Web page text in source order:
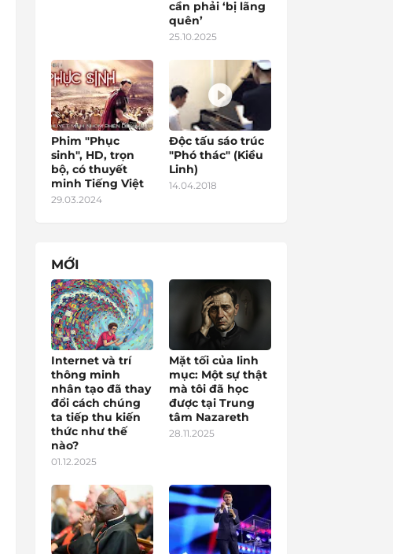
cần phải ‘bị lãng
quên’
25.10.2025
Phim "Phục
sinh", HD, trọn
bộ, có thuyết
minh Tiếng Việt
29.03.2024
Độc tấu sáo trúc
"Phó thác" (Kiều
Linh)
14.04.2018
MỚI
Internet và trí
thông minh
nhân tạo đã thay
đổi cách chúng
ta tiếp thu kiến
thức như thế
nào?
01.12.2025
Mặt tối của linh
mục: Một sự thật
mà tôi đã học
được tại Trung
tâm Nazareth
28.11.2025